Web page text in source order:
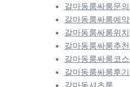
갈마동룸싸롱문의
갈마동룸싸롱예약
갈마동룸싸롱위치
갈마동룸싸롱추천
갈마동룸싸롱코스
갈마동룸싸롱후기
갈마동셔츠룸